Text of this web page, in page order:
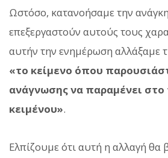
Ωστόσο, κατανοήσαμε την
επεξεργαστούν αυτούς τους
αυτήν την ενημέρωση αλλάξαμε
«το κείμενο όπου
ανάγνωσης να παραμένει στο
κειμένου».
Ελπίζουμε ότι αυτή η αλλαγή θα